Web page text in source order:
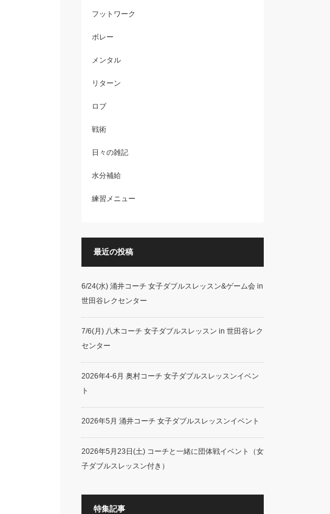
フットワーク
ボレー
メンタル
リターン
ロブ
戦術
日々の雑記
水分補給
練習メニュー
最近の投稿
6/24(水) 涌井コーチ 女子ダブルスレッスン&ゲーム会 in
世田谷レクセンター
7/6(月) 八木コーチ 女子ダブルスレッスン in 世田谷レク
センター
2026年4-6月 奥村コーチ 女子ダブルスレッスンイベン
ト
2026年5月 涌井コーチ 女子ダブルスレッスンイベント
2026年5月23日(土) コーチと一緒に団体戦イベント（女
子ダブルスレッスン付き）
特集記事